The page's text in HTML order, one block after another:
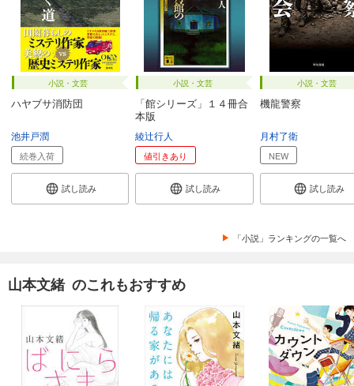
小説・文芸
ハヤブサ消防団
池井戸潤
続巻入荷
試し読み
小説・文芸
「館シリーズ」１４冊合
本版
綾辻行人
値引きあり
試し読み
小説・文芸
機龍警察
月村了衛
NEW
試し読み
「小説」ランキングの一覧へ
山本文緒 のこれもおすすめ